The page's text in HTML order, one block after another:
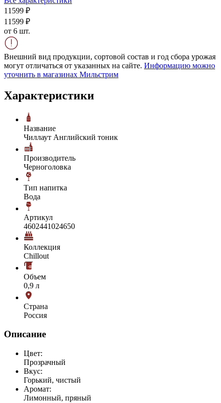
11599 ₽
11599 ₽
от 6 шт.
Внешний вид продукции, сортовой состав и год сбора урожая
могут отличаться от указанных на сайте. Информацию можно
уточнить в магазинах Мильстрим
Характеристики
Название
Чиллаут Английский тоник
Производитель
Черноголовка
Тип напитка
Вода
Артикул
4602441024650
Коллекция
Chillout
Объем
0,9 л
Страна
Россия
Описание
Цвет:
Прозрачный
Вкус:
Горький, чистый
Аромат:
Лимонный, пряный